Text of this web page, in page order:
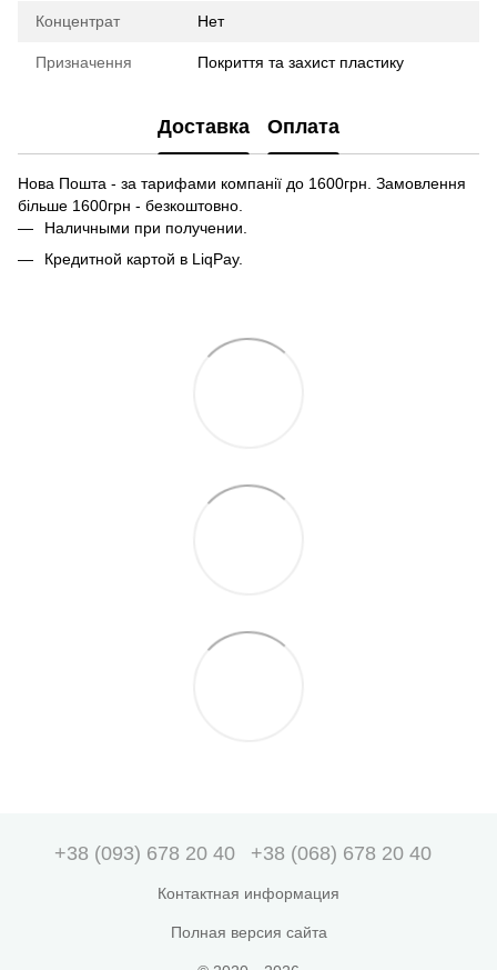
Концентрат Нет
Призначення Покриття та захист пластику
Доставка Оплата
Нова Пошта - за тарифами компанії до 1600грн. Замовлення
більше 1600грн - безкоштовно.
Наличными при получении.
Кредитной картой в LiqPay.
+38 (093) 678 20 40 +38 (068) 678 20 40
Контактная информация
Полная версия сайта